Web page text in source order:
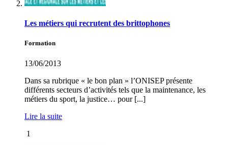
Les métiers qui recrutent des brittophones
Formation
13/06/2013
Dans sa rubrique « le bon plan » l’ONISEP présente
différents secteurs d’activités tels que la maintenance, les
métiers du sport, la justice… pour [...]
Lire la suite
1